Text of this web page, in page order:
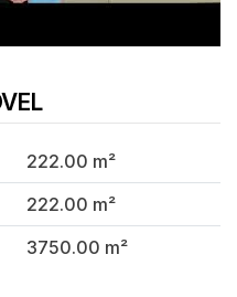
222.00 m²
222.00 m²
3750.00 m²